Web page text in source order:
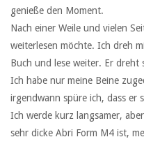
genieße den Moment.
Nach einer Weile und vielen
weiterlesen möchte. Ich dreh
Buch und lese weiter. Er
Ich habe nur meine Beine
irgendwann spüre ich, dass er
Ich werde kurz langsamer,
sehr dicke Abri Form M4 ist,